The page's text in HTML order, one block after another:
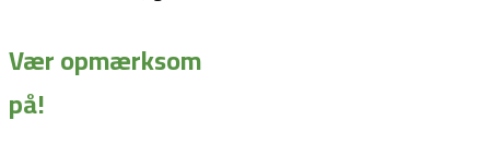
Vær opmærksom
på!